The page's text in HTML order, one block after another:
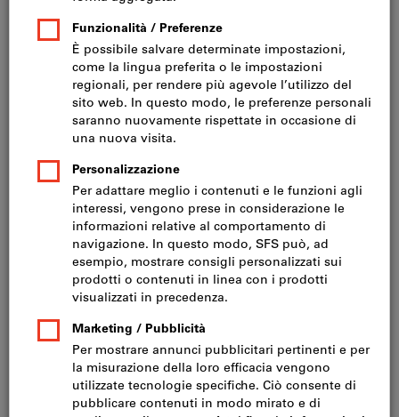
Fare clic per ingrandire l‘immagine
Prezzo per 1 Articolo
Prezzo più spese di spedizione
IVA esclusa CHF 19.30
Ordinabili per multipli di: 10 articoli